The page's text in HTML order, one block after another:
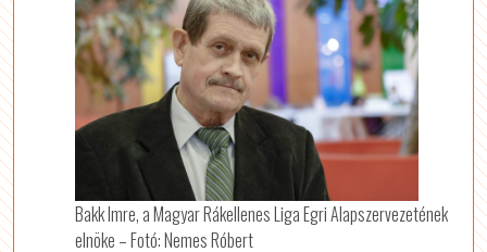
Bakk Imre, a Magyar Rákellenes Liga Egri Alapszervezetének
elnöke – Fotó: Nemes Róbert